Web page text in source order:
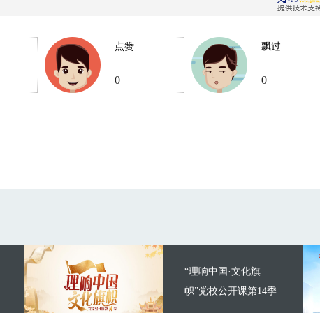
点赞
0
飘过
0
“理响中国·文化旗
帜”党校公开课第14季